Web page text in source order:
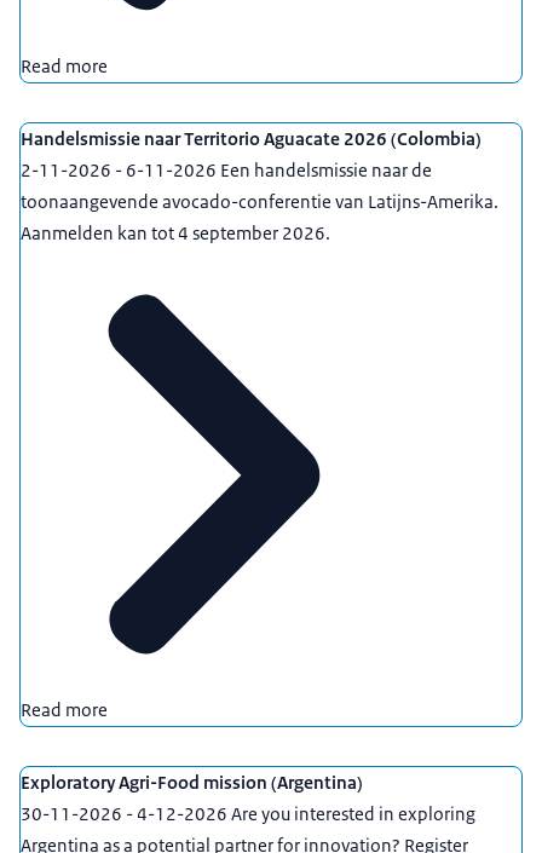
Read more
Handelsmissie naar Territorio Aguacate 2026 (Colombia)
2-11-2026 - 6-11-2026 Een handelsmissie naar de
toonaangevende avocado-conferentie van Latijns-Amerika.
Aanmelden kan tot 4 september 2026.
Read more
Exploratory Agri-Food mission (Argentina)
30-11-2026 - 4-12-2026 Are you interested in exploring
Argentina as a potential partner for innovation? Register